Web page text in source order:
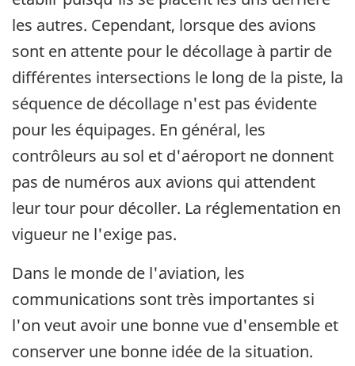
les autres. Cependant, lorsque des avions
sont en attente pour le décollage à partir de
différentes intersections le long de la piste, la
séquence de décollage n'est pas évidente
pour les équipages. En général, les
contrôleurs au sol et d'aéroport ne donnent
pas de numéros aux avions qui attendent
leur tour pour décoller. La réglementation en
vigueur ne l'exige pas.
Dans le monde de l'aviation, les
communications sont très importantes si
l'on veut avoir une bonne vue d'ensemble et
conserver une bonne idée de la situation.